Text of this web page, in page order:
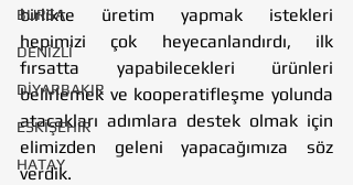
BURSA
DENİZLİ
DİYARBAKIR
ESKİŞEHİR
HATAY
birlikte üretim yapmak istekleri
hepimizi çok heyecanlandırdı, ilk
fırsatta yapabilecekleri ürünleri
belirlemek ve kooperatifleşme yolunda
atacakları adımlara destek olmak için
elimizden geleni yapacağımıza söz
verdik.